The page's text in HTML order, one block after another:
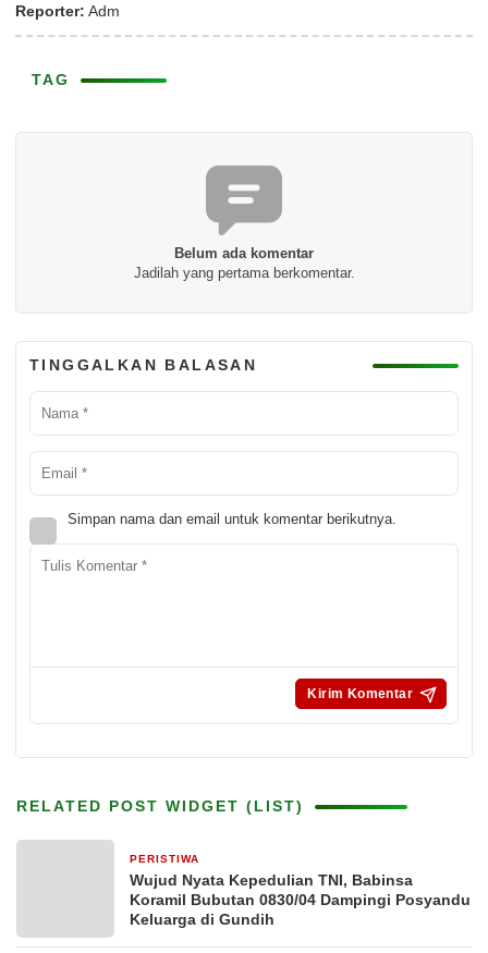
Reporter: Adm
TAG
Belum ada komentar
Jadilah yang pertama berkomentar.
TINGGALKAN BALASAN
Simpan nama dan email untuk komentar berikutnya.
RELATED POST WIDGET (LIST)
PERISTIWA
Wujud Nyata Kepedulian TNI, Babinsa
Koramil Bubutan 0830/04 Dampingi Posyandu
Keluarga di Gundih